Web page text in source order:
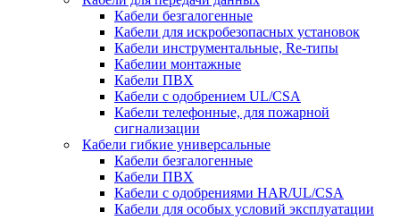
Кабели безгалогенные
Кабели для искробезопасных установок
Кабели инструментальные, Re-типы
Кабелии монтажные
Кабели ПВХ
Кабели с одобрением UL/CSA
Кабели телефонные, для пожарной
сигнализации
Кабели гибкие универсальные
Кабели безгалогенные
Кабели ПВХ
Кабели с одобрениями HAR/UL/CSA
Кабели для особых условий эксплуатации